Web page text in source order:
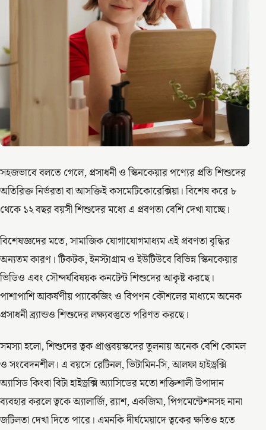
সহজভাবে বলতে গেলে, প্রসাধনী ও স্কিনকেয়ার পণ্যের প্রতি শিশুদের
অতিরিক্ত নির্ভরতা বা আসক্তিই কসমেটিকোরেক্সিয়া। বিশেষ করে ৮
থেকে ১২ বছর বয়সী শিশুদের মধ্যে এ প্রবণতা বেশি দেখা যাচ্ছে।
বিশেষজ্ঞদের মতে, সামাজিক যোগাযোগমাধ্যম এই প্রবণতা বৃদ্ধির
অন্যতম কারণ। টিকটক, ইনস্টাগ্রাম ও ইউটিউবে বিভিন্ন স্কিনকেয়ার
ভিডিও এবং সৌন্দর্যবিষয়ক কনটেন্ট শিশুদের আকৃষ্ট করছে।
পাশাপাশি আকর্ষণীয় প্যাকেজিং ও বিপণন কৌশলের মাধ্যমে অনেক
প্রসাধনী ব্র্যান্ডও শিশুদের লক্ষ্যবস্তুতে পরিণত করছে।
সমস্যা হলো, শিশুদের ত্বক প্রাপ্তবয়স্কদের তুলনায় অনেক বেশি কোমল
ও সংবেদনশীল। এ বয়সে রেটিনল, ভিটামিন-সি, আলফা হাইড্রক্সি
অ্যাসিড কিংবা বিটা হাইড্রক্সি অ্যাসিডের মতো শক্তিশালী উপাদান
ব্যবহার করলে ত্বকে অ্যালার্জি, র‍্যাশ, একজিমা, পিগমেন্টেশনসহ নানা
জটিলতা দেখা দিতে পারে। এমনকি দীর্ঘমেয়াদে ত্বকের ক্ষতিও হতে